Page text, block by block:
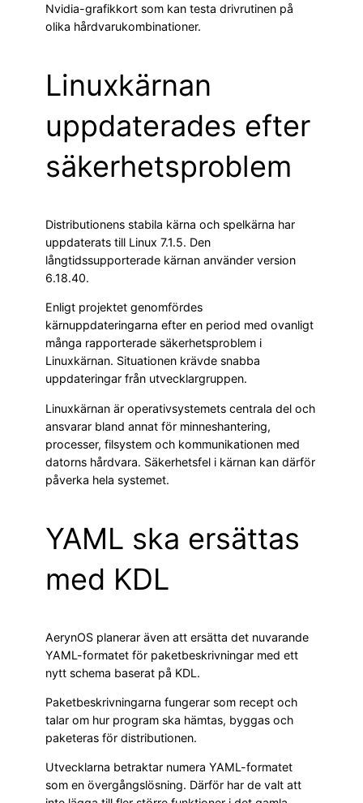
Nvidia-grafikkort som kan testa drivrutinen på
olika hårdvarukombinationer.
Linuxkärnan
uppdaterades efter
säkerhetsproblem
Distributionens stabila kärna och spelkärna har
uppdaterats till Linux 7.1.5. Den
långtidssupporterade kärnan använder version
6.18.40.
Enligt projektet genomfördes
kärnuppdateringarna efter en period med ovanligt
många rapporterade säkerhetsproblem i
Linuxkärnan. Situationen krävde snabba
uppdateringar från utvecklargruppen.
Linuxkärnan är operativsystemets centrala del och
ansvarar bland annat för minneshantering,
processer, filsystem och kommunikationen med
datorns hårdvara. Säkerhetsfel i kärnan kan därför
påverka hela systemet.
YAML ska ersättas
med KDL
AerynOS planerar även att ersätta det nuvarande
YAML-formatet för paketbeskrivningar med ett
nytt schema baserat på KDL.
Paketbeskrivningarna fungerar som recept och
talar om hur program ska hämtas, byggas och
paketeras för distributionen.
Utvecklarna betraktar numera YAML-formatet
som en övergångslösning. Därför har de valt att